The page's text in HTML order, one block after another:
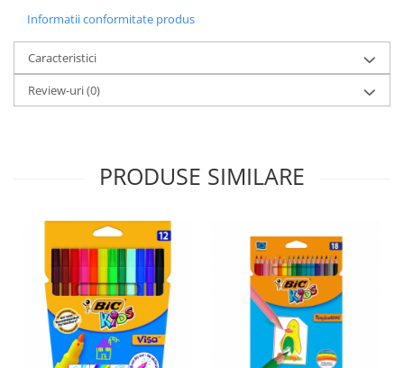
Informatii conformitate produs
Caracteristici
Review-uri(0)
PRODUSE SIMILARE